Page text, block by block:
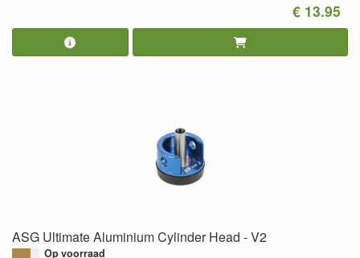
€ 13.95
ASG Ultimate Aluminium Cylinder Head - V2
Op voorraad